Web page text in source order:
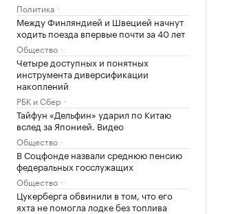
Политика
Между Финляндией и Швецией начнут
ходить поезда впервые почти за 40 лет
Общество
Четыре доступных и понятных
инструмента диверсификации
накоплений
РБК и Сбер
Тайфун «Дельфин» ударил по Китаю
вслед за Японией. Видео
Общество
В Соцфонде назвали среднюю пенсию
федеральных госслужащих
Общество
Цукерберга обвинили в том, что его
яхта не помогла лодке без топлива